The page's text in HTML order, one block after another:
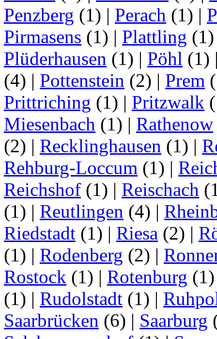
Penzberg (1) | Perach (1) |
Pirmasens (1) | Plattling
Plüderhausen (1) | Pöhl (1)
(4) | Pottenstein (2) | Prem
Prittriching (1) | Pritzwalk
Miesenbach (1) | Rathenow
(2) | Recklinghausen (1) |
Rehburg-Loccum (1) |
Reichshof (1) | Reischach
(1) | Reutlingen (4) |
Riedstadt (1) | Riesa (2) |
(1) | Rodenberg (2) |
Rostock (1) | Rotenburg
(1) | Rudolstadt (1) |
Saarbrücken (6) | Saarburg